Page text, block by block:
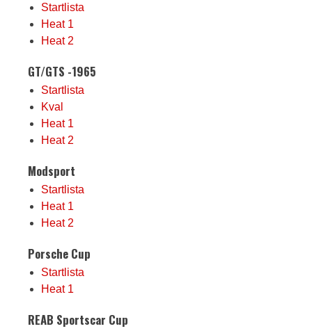
Startlista
Heat 1
Heat 2
GT/GTS -1965
Startlista
Kval
Heat 1
Heat 2
Modsport
Startlista
Heat 1
Heat 2
Porsche Cup
Startlista
Heat 1
REAB Sportscar Cup